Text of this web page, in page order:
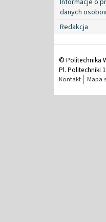
danych
Redakcja
© Politechnika
Pl. Politechniki
Kontakt Mapa